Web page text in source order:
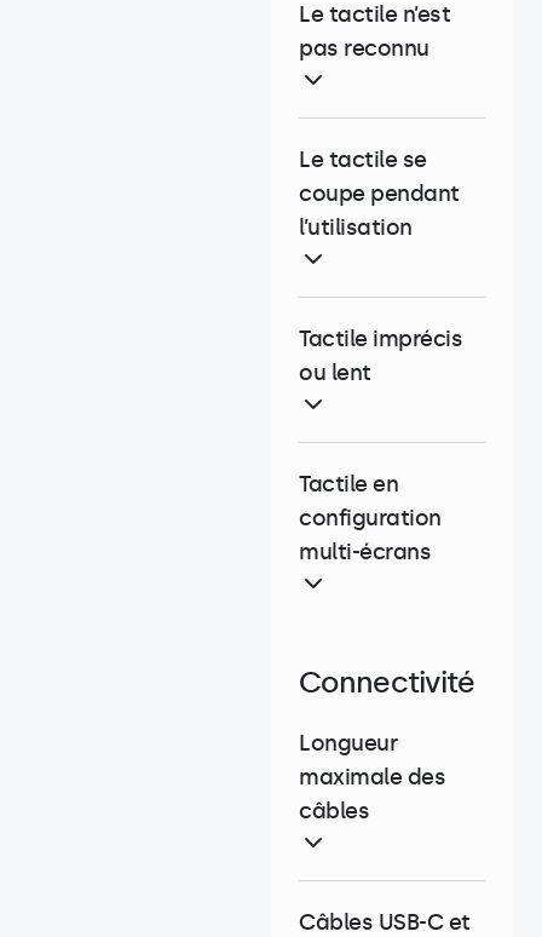
Le tactile n’est
pas reconnu
Le tactile se
coupe pendant
l’utilisation
Tactile imprécis
ou lent
Tactile en
configuration
multi-écrans
Connectivité
Longueur
maximale des
câbles
Câbles USB-C et